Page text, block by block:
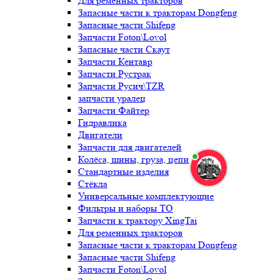
Запасные части к тракторам Dongfeng
Запасные части Shifeng
Запчасти Foton\Lovol
Запасные части Скаут
Запчасти Кентавр
Запчасти Рустрак
Запчасти Русич\TZR
запчасти уралец
Запчасти Файтер
Гидравлика
Двигатели
Запчасти для двигателей
Колёса, шины, груза, цепи
Стандартные изделия
Стёкла
Универсальные комплектующие
Фильтры и наборы ТО
Запчасти к трактору XingTai
Для ременных тракторов
Запасные части к тракторам Dongfeng
Запасные части Shifeng
Запчасти Foton\Lovol